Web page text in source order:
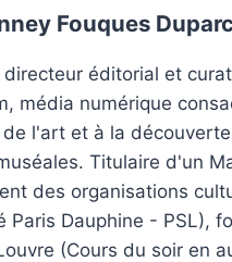
Fouques Duparc
directeur éditorial et
média numérique
l'art et à la
Titulaire d'un
des organisations
Paris Dauphine - PSL),
(Cours du soir en